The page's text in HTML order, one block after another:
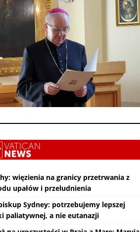
więzienia na granicy przetrwania z
upałów i przeludnienia
Sydney: potrzebujemy lepszej
paliatywnej, a nie eutanazji